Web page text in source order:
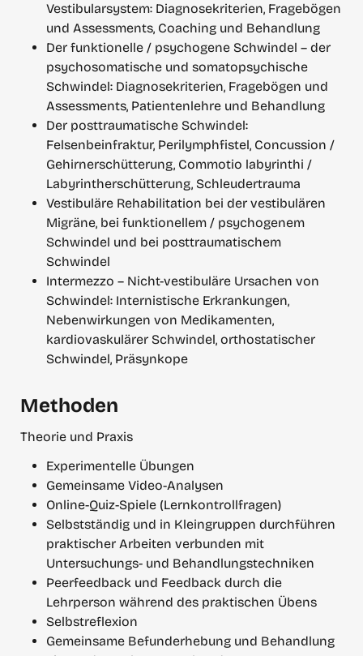
Vestibularsystem: Diagnosekriterien, Fragebögen
und Assessments, Coaching und Behandlung
Der funktionelle / psychogene Schwindel – der
psychosomatische und somatopsychische
Schwindel: Diagnosekriterien, Fragebögen und
Assessments, Patientenlehre und Behandlung
Der posttraumatische Schwindel:
Felsenbeinfraktur, Perilymphfistel, Concussion /
Gehirnerschütterung, Commotio labyrinthi /
Labyrintherschütterung, Schleudertrauma
Vestibuläre Rehabilitation bei der vestibulären
Migräne, bei funktionellem / psychogenem
Schwindel und bei posttraumatischem
Schwindel
Intermezzo – Nicht-vestibuläre Ursachen von
Schwindel: Internistische Erkrankungen,
Nebenwirkungen von Medikamenten,
kardiovaskulärer Schwindel, orthostatischer
Schwindel, Präsynkope
Methoden
Theorie und Praxis
Experimentelle Übungen
Gemeinsame Video-Analysen
Online-Quiz-Spiele (Lernkontrollfragen)
Selbstständig und in Kleingruppen durchführen
praktischer Arbeiten verbunden mit
Untersuchungs- und Behandlungstechniken
Peerfeedback und Feedback durch die
Lehrperson während des praktischen Übens
Selbstreflexion
Gemeinsame Befunderhebung und Behandlung